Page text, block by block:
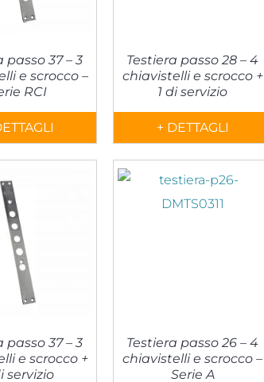
passo 37 – 3
e scrocco –
RCI
Testiera passo 28 – 4
chiavistelli e scrocco +
1 di servizio
+ DETTAGLI
passo 37 – 3
e scrocco +
servizio
Testiera passo 26 – 4
chiavistelli e scrocco –
Serie A